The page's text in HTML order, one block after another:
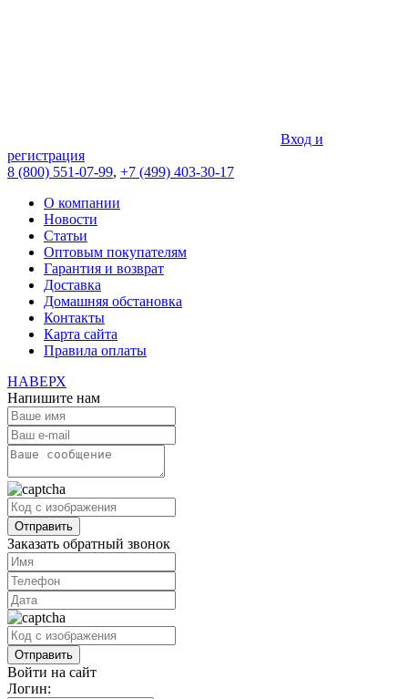
Вход и
регистрация
8 (800) 551-07-99, +7 (499) 403-30-17
О компании
Новости
Статьи
Оптовым покупателям
Гарантия и возврат
Доставка
Домашняя обстановка
Контакты
Карта сайта
Правила оплаты
НАВЕРХ
Напишите нам
Заказать обратный звонок
Войти на сайт
Логин: